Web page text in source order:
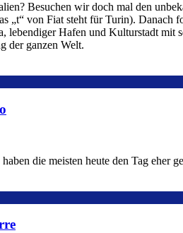
Besuchen wir doch mal den
von Fiat steht für Turin).
lebendiger Hafen und Kulturstadt
der ganzen Welt.
die meisten heute den Tag